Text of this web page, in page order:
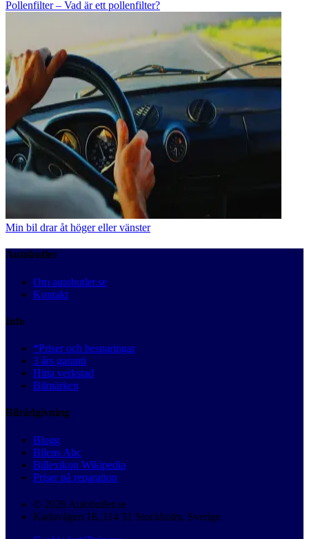
Pollenfilter – Vad är ett pollenfilter?
Min bil drar åt höger eller vänster
Autobutler
Om autobutler.se
Kontakt
Info
*Priser och besparingar
3 års garanti
Hitta verkstad
Bilmärken
Bilrådgivning
Blogg
Bilens Abc
Billexikon Wikipedia
Priser på reparation
© 2026 Autobutler.se
Karlavägen 18, 114 31 Stockholm, Sverige